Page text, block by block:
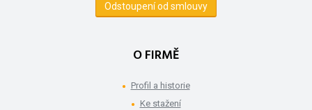
Odstoupení od smlouvy
O FIRMĚ
Profil a historie
Ke stažení